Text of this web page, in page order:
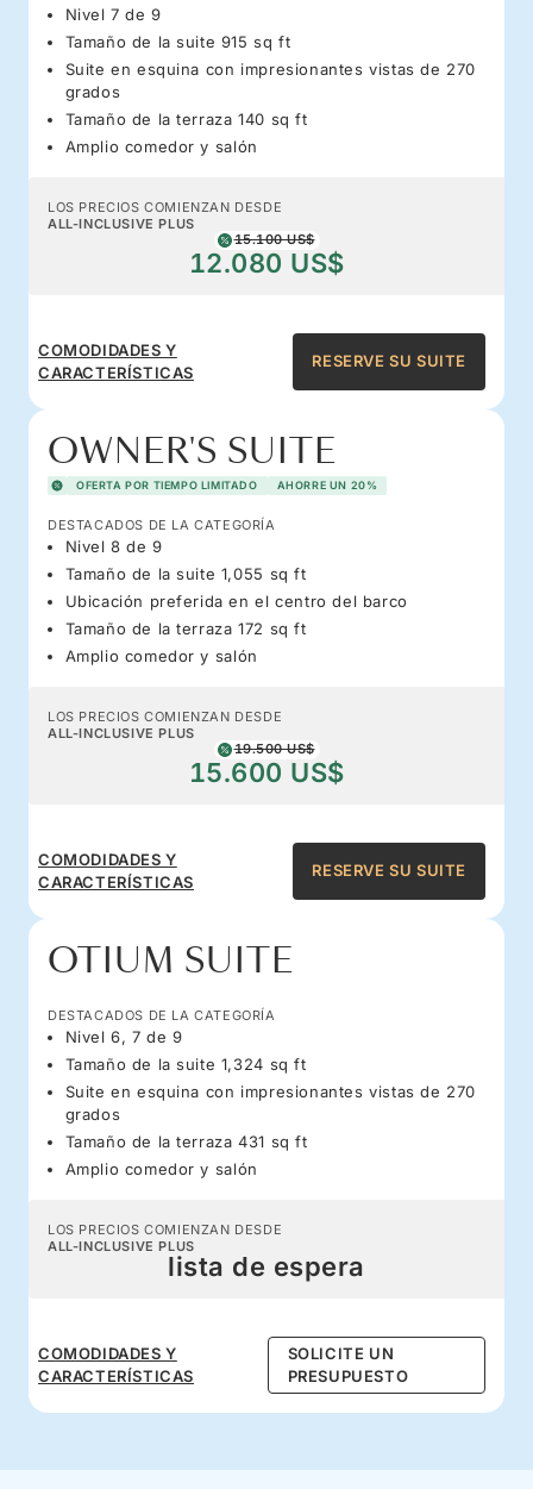
Nivel 7 de 9
Tamaño de la suite 915 sq ft
Suite en esquina con impresionantes vistas de 270
grados
Tamaño de la terraza 140 sq ft
Amplio comedor y salón
LOS PRECIOS COMIENZAN DESDE
ALL-INCLUSIVE PLUS
15.100 US$
12.080 US$
COMODIDADES Y
CARACTERÍSTICAS
RESERVE SU SUITE
OWNER'S SUITE
OFERTA POR TIEMPO LIMITADO AHORRE UN 20%
DESTACADOS DE LA CATEGORÍA
Nivel 8 de 9
Tamaño de la suite 1,055 sq ft
Ubicación preferida en el centro del barco
Tamaño de la terraza 172 sq ft
Amplio comedor y salón
LOS PRECIOS COMIENZAN DESDE
ALL-INCLUSIVE PLUS
19.500 US$
15.600 US$
COMODIDADES Y
CARACTERÍSTICAS
RESERVE SU SUITE
OTIUM SUITE
DESTACADOS DE LA CATEGORÍA
Nivel 6, 7 de 9
Tamaño de la suite 1,324 sq ft
Suite en esquina con impresionantes vistas de 270
grados
Tamaño de la terraza 431 sq ft
Amplio comedor y salón
LOS PRECIOS COMIENZAN DESDE
ALL-INCLUSIVE PLUS
lista de espera
COMODIDADES Y
CARACTERÍSTICAS
SOLICITE UN
PRESUPUESTO